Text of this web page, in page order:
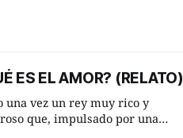
ES EL AMOR? (RELATO)
una vez un rey muy rico y
que, impulsado por una